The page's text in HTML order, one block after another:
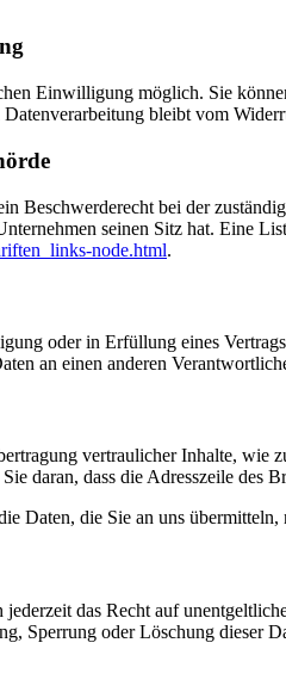
Einwilligung möglich. Sie
bleibt vom
Beschwerderecht bei der
seinen Sitz hat. Eine
node.html.
oder in Erfüllung eines
an einen anderen
vertraulicher Inhalte,
daran, dass die Adresszeile
Daten, die Sie an uns
das Recht auf
Sperrung oder Löschung dieser